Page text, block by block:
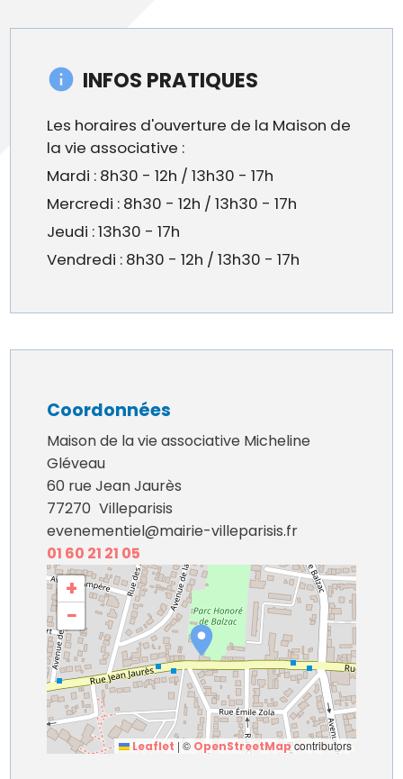
INFOS PRATIQUES
Les horaires d'ouverture de la Maison de
la vie associative :
Mardi : 8h30 - 12h / 13h30 - 17h
Mercredi : 8h30 - 12h / 13h30 - 17h
Jeudi : 13h30 - 17h
Vendredi : 8h30 - 12h / 13h30 - 17h
Coordonnées
Maison de la vie associative Micheline
Gléveau
60 rue Jean Jaurès
77270 Villeparisis
evenementiel@mairie-villeparisis.fr
01 60 21 21 05
+
−
Leaflet | © OpenStreetMapcontributors